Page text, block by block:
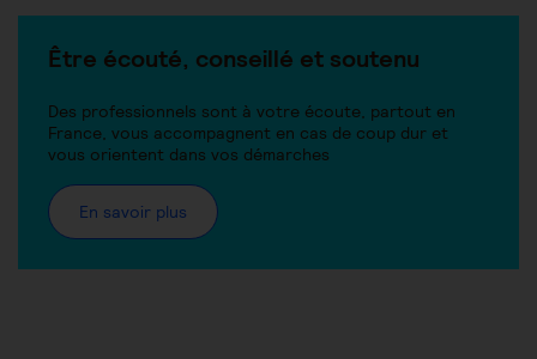
Être écouté, conseillé et soutenu
Des professionnels sont à votre écoute, partout en
France, vous accompagnent en cas de coup dur et
vous orientent dans vos démarches
En savoir plus